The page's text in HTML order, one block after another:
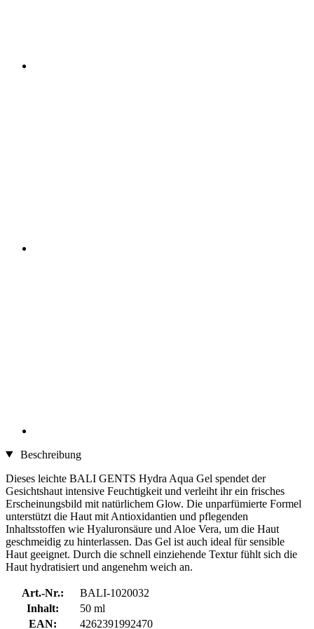
Beschreibung
Dieses leichte BALI GENTS Hydra Aqua Gel spendet der
Gesichtshaut intensive Feuchtigkeit und verleiht ihr ein frisches
Erscheinungsbild mit natürlichem Glow. Die unparfümierte Formel
unterstützt die Haut mit Antioxidantien und pflegenden
Inhaltsstoffen wie Hyaluronsäure und Aloe Vera, um die Haut
geschmeidig zu hinterlassen. Das Gel ist auch ideal für sensible
Haut geeignet. Durch die schnell einziehende Textur fühlt sich die
Haut hydratisiert und angenehm weich an.
Art.-Nr.:
BALI-1020032
Inhalt:
50 ml
EAN:
4262391992470